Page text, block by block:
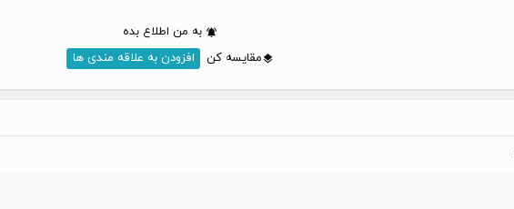
به من اطلاع بده
مقایسه کن
افزودن به علاقه مندی ها